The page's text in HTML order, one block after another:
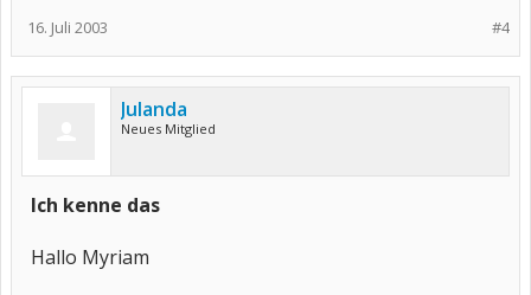
#4
16. Juli 2003
Julanda
Neues Mitglied
Ich kenne das
Hallo Myriam